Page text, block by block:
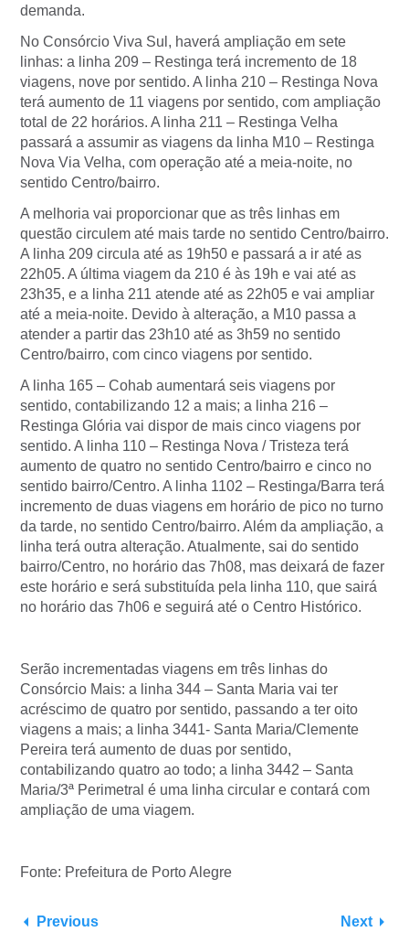
demanda.
No Consórcio Viva Sul, haverá ampliação em sete
linhas: a linha 209 – Restinga terá incremento de 18
viagens, nove por sentido. A linha 210 – Restinga Nova
terá aumento de 11 viagens por sentido, com ampliação
total de 22 horários. A linha 211 – Restinga Velha
passará a assumir as viagens da linha M10 – Restinga
Nova Via Velha, com operação até a meia-noite, no
sentido Centro/bairro.
A melhoria vai proporcionar que as três linhas em
questão circulem até mais tarde no sentido Centro/bairro.
A linha 209 circula até as 19h50 e passará a ir até as
22h05. A última viagem da 210 é às 19h e vai até as
23h35, e a linha 211 atende até as 22h05 e vai ampliar
até a meia-noite. Devido à alteração, a M10 passa a
atender a partir das 23h10 até as 3h59 no sentido
Centro/bairro, com cinco viagens por sentido.
A linha 165 – Cohab aumentará seis viagens por
sentido, contabilizando 12 a mais; a linha 216 –
Restinga Glória vai dispor de mais cinco viagens por
sentido. A linha 110 – Restinga Nova / Tristeza terá
aumento de quatro no sentido Centro/bairro e cinco no
sentido bairro/Centro. A linha 1102 – Restinga/Barra terá
incremento de duas viagens em horário de pico no turno
da tarde, no sentido Centro/bairro. Além da ampliação, a
linha terá outra alteração. Atualmente, sai do sentido
bairro/Centro, no horário das 7h08, mas deixará de fazer
este horário e será substituída pela linha 110, que sairá
no horário das 7h06 e seguirá até o Centro Histórico.
Serão incrementadas viagens em três linhas do
Consórcio Mais: a linha 344 – Santa Maria vai ter
acréscimo de quatro por sentido, passando a ter oito
viagens a mais; a linha 3441- Santa Maria/Clemente
Pereira terá aumento de duas por sentido,
contabilizando quatro ao todo; a linha 3442 – Santa
Maria/3ª Perimetral é uma linha circular e contará com
ampliação de uma viagem.
Fonte: Prefeitura de Porto Alegre
Previous Next